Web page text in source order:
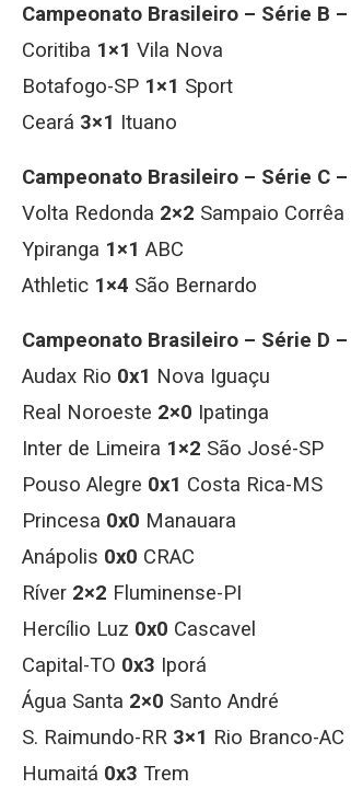
Campeonato Brasileiro – Série B –
Coritiba 1×1 Vila Nova
Botafogo-SP 1×1 Sport
Ceará 3×1 Ituano
Campeonato Brasileiro – Série C –
Volta Redonda 2×2 Sampaio Corrêa
Ypiranga 1×1 ABC
Athletic 1×4 São
Campeonato Brasileiro – Série D –
Audax Rio 0x1 Nova Iguaçu
Real Noroeste 2×0 Ipatinga
Inter de Limeira 1×2 São José-SP
Pouso Alegre 0x1 Costa Rica-MS
Princesa 0x0 Manauara
Anápolis 0x0 CRAC
Ríver 2×2 Fluminense-PI
Hercílio Luz 0x0 Cascavel
Capital-TO 0x3 Iporá
Água Santa 2×0 Santo André
S. Raimundo-RR 3×1 Rio Branco-AC
Humaitá 0x3 Trem